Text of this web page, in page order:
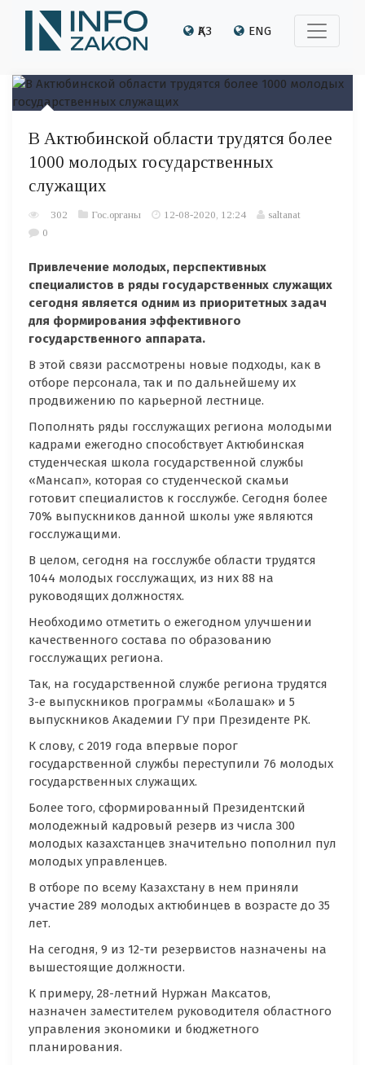
ҚАЗ ENG
В Актюбинской области трудятся более
1000 молодых государственных
служащих
302 Гос.органы 12-08-2020, 12:24
saltanat
0
Привлечение молодых, перспективных
специалистов в ряды государственных служащих
сегодня является одним из приоритетных задач
для формирования эффективного
государственного аппарата.
В этой связи рассмотрены новые подходы, как в
отборе персонала, так и по дальнейшему их
продвижению по карьерной лестнице.
Пополнять ряды госслужащих региона молодыми
кадрами ежегодно способствует Актюбинская
студенческая школа государственной службы
«Мансап», которая со студенческой скамьи
готовит специалистов к госслужбе. Сегодня более
70% выпускников данной школы уже являются
госслужащими.
В целом, сегодня на госслужбе области трудятся
1044 молодых госслужащих, из них 88 на
руководящих должностях.
Необходимо отметить о ежегодном улучшении
качественного состава по образованию
госслужащих региона.
Так, на государственной службе региона трудятся
3-е выпускников программы «Болашак» и 5
выпускников Академии ГУ при Президенте РК.
К слову, с 2019 года впервые порог
государственной службы переступили 76 молодых
государственных служащих.
Более того, сформированный Президентский
молодежный кадровый резерв из числа 300
молодых казахстанцев значительно пополнил пул
молодых управленцев.
В отборе по всему Казахстану в нем приняли
участие 289 молодых актюбинцев в возрасте до 35
лет.
На сегодня, 9 из 12-ти резервистов назначены на
вышестоящие должности.
К примеру, 28-летний Нуржан Максатов,
назначен заместителем руководителя областного
управления экономики и бюджетного
планирования.